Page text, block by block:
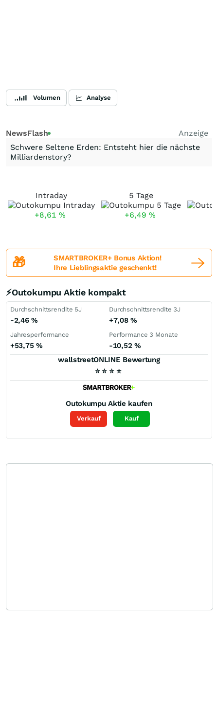
Volumen Analyse
NewsFlash
Anzeige
Schwere Seltene Erden: Entsteht hier die nächste
Milliardenstory?
Intraday
+8,61 %
5 Tage
+6,49 %
🎁
SMARTBROKER+ Bonus Aktion!
Ihre Lieblingsaktie geschenkt!
⚡Outokumpu Aktie kompakt
Durchschnittsrendite 5J
-2,46%
Durchschnittsrendite 3J
+7,08%
Jahresperformance
+53,75 %
Performance 3 Monate
-10,52 %
wallstreetONLINE Bewertung
⭐ ⭐ ⭐ ⭐
Outokumpu Aktie kaufen
Verkauf Kauf